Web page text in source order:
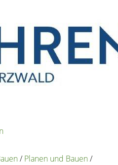
/Planen und Bauen/